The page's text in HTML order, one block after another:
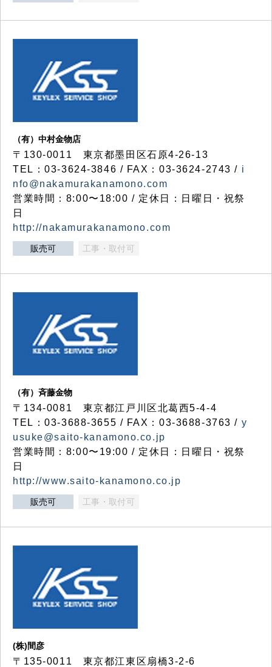
（有）中村金物店
〒130-0011 東京都墨田区石原4-26-13
TEL：03-3624-3846 / FAX：03-3624-2743 / i
nfo@nakamurakanamono.com
営業時間：8:00〜18:00 / 定休日：日曜日・祝祭
日
http://nakamurakanamono.com
販売可 工事・取付可
（有）斉藤金物
〒134-0081 東京都江戸川区北葛西5-4-4
TEL：03-3688-3655 / FAX：03-3688-3763 / y
usuke@saito-kanamono.co.jp
営業時間：8:00〜19:00 / 定休日：日曜日・祝祭
日
http://www.saito-kanamono.co.jp
販売可 工事・取付可
(株)間彦
〒135-0011 東京都江東区扇橋3-2-6